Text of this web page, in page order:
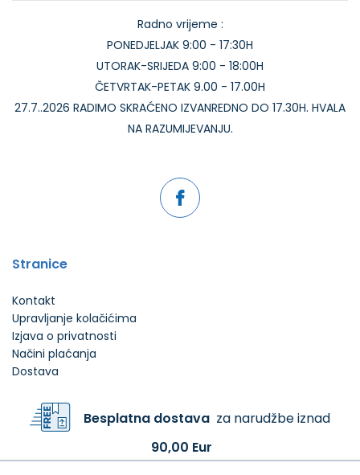
Radno vrijeme :
PONEDJELJAK 9:00 - 17:30H
UTORAK-SRIJEDA 9:00 - 18:00H
ČETVRTAK-PETAK 9.00 - 17.00H
27.7..2026 RADIMO SKRAĆENO IZVANREDNO DO 17.30H. HVALA
NA RAZUMIJEVANJU.
Stranice
Kontakt
Upravljanje kolačićima
Izjava o privatnosti
Načini plaćanja
Dostava
Besplatna dostavaza narudžbe iznad
90,00 Eur